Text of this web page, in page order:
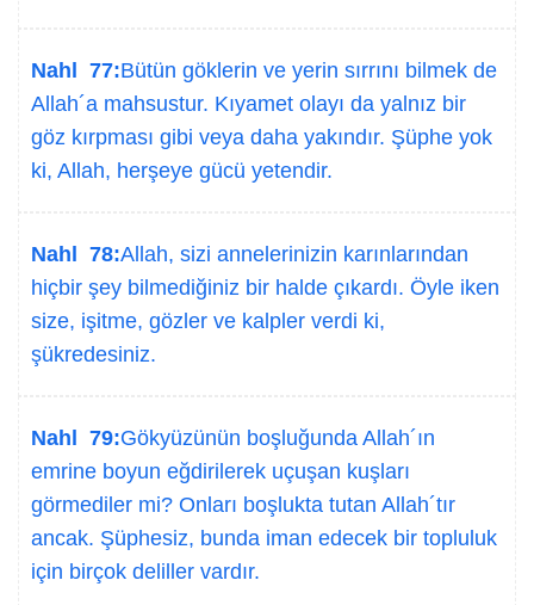
Nahl 77:Bütün göklerin ve yerin sırrını bilmek de
Allah´a mahsustur. Kıyamet olayı da yalnız bir
göz kırpması gibi veya daha yakındır. Şüphe yok
ki, Allah, herşeye gücü yetendir.
Nahl 78:Allah, sizi annelerinizin karınlarından
hiçbir şey bilmediğiniz bir halde çıkardı. Öyle iken
size, işitme, gözler ve kalpler verdi ki,
şükredesiniz.
Nahl 79:Gökyüzünün boşluğunda Allah´ın
emrine boyun eğdirilerek uçuşan kuşları
görmediler mi? Onları boşlukta tutan Allah´tır
ancak. Şüphesiz, bunda iman edecek bir topluluk
için birçok deliller vardır.